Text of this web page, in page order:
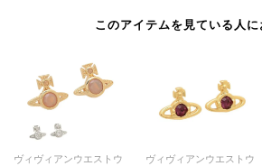
このアイテムを見ている人に
ヴィヴィアンウエストウ
ヴィヴィアンウエストウ